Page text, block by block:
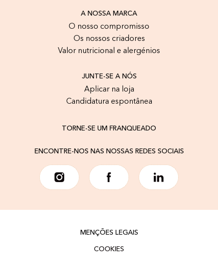
A NOSSA MARCA
O nosso compromisso
Os nossos criadores
Valor nutricional e alergénios
JUNTE-SE A NÓS
Aplicar na loja
Candidatura espontânea
TORNE-SE UM FRANQUEADO
ENCONTRE-NOS NAS NOSSAS REDES SOCIAIS
MENÇÕES LEGAIS
COOKIES